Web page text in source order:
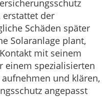
erstattet der
Schäden später
Solaranlage plant,
mit seinem
einem spezialisierten
und klären,
angepasst